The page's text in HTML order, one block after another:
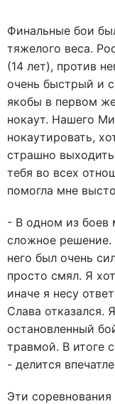
Финальные бои
тяжелого веса.
(14 лет), против
очень быстрый и
якобы в первом
нокаут. Нашего
нокаутировать,
страшно
тебя во всех
помогла мне
- В одном из боев
сложное решение.
него был очень
просто смял. Я
иначе я несу
Слава отказался.
остановленный
травмой. В итоге
- делится
Эти